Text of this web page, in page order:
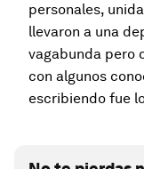
personales,
llevaron a una
vagabunda pero
con algunos
escribiendo fue